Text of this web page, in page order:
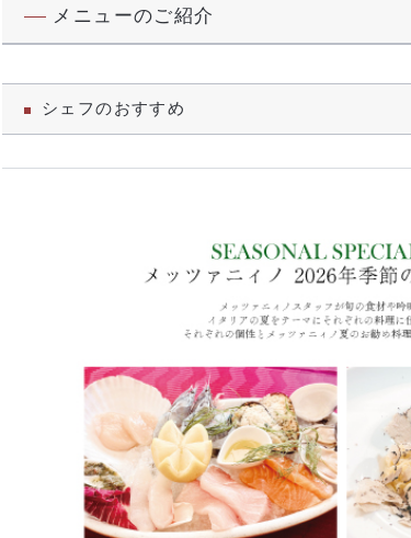
メニューのご紹介
シェフのおすすめ